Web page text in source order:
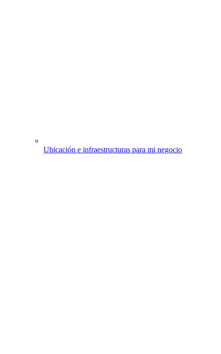
Ubicación e infraestructuras para mi negocio